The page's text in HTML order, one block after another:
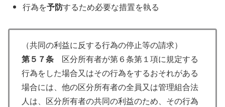
行為を予防するため必要な措置を執る
（共同の利益に反する行為の停止等の請求）
第５７条 区分所有者が第６条第１項に規定する
行為をした場合又はその行為をするおそれがある
場合には、他の区分所有者の全員又は管理組合法
人は、区分所有者の共同の利益のため、その行為